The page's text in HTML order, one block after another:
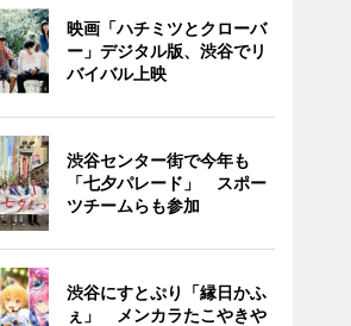
映画「ハチミツとクローバ
ー」デジタル版、渋谷でリ
バイバル上映
渋谷センター街で今年も
「七夕パレード」 スポー
ツチームらも参加
渋谷にすとぷり「縁日かふ
ぇ」 メンカラたこやきや